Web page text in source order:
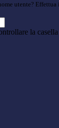
utente? Effettua
la